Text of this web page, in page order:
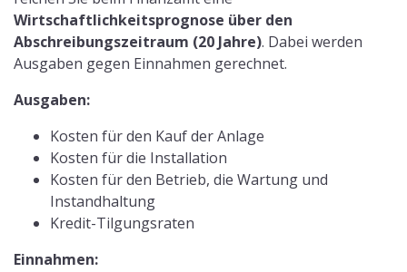
Welche Steuern müssen für einen
Speicher gezahlt werden?
Wie bei den Solarmodulen und Komplett-Sets auch,
müssen ab dem 1.1.2023keine Steuern auf den
Erwerb eines Stromspeichers gezahlt werden
Handelt es sich bei Ihrer Anlage jedoch um eine
steuerpflichtige Anlage, kann der Stromspeicher bei
der Vorsteuer geltend gemacht werden, wenn er
zusammen mit der Anlage erworben wird. Wird der